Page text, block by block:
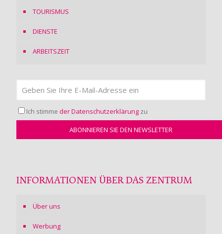
TOURISMUS
DIENSTE
ARBEITSZEIT
Ich stimme der Datenschutzerklärung zu
INFORMATIONEN ÜBER DAS ZENTRUM
Über uns
Werbung